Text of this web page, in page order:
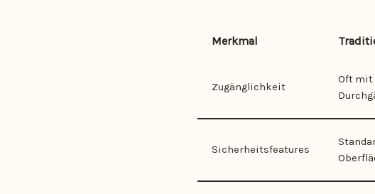
Merkmal
Zugänglichkeit
Oft mit
Sicherheitsfeatures